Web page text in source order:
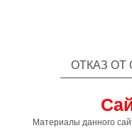
ОТКАЗ ОТ
Материалы данного